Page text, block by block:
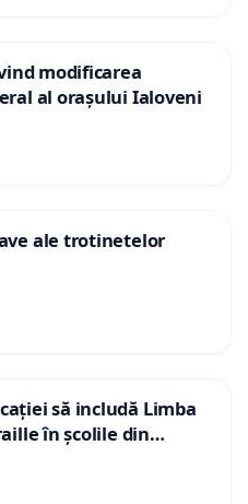
modificarea
al orașului Ialoveni
ale trotinetelor
să includă Limba
în școlile din